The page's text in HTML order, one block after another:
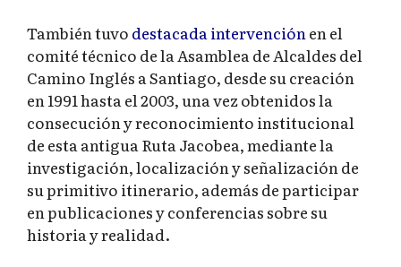
También tuvo destacada intervenciónen el
comité técnico de la Asamblea de Alcaldes del
Camino Inglés a Santiago, desde su creación
en 1991 hasta el 2003, una vez obtenidos la
consecución y reconocimiento institucional
de esta antigua Ruta Jacobea, mediante la
investigación, localización y señalización de
su primitivo itinerario, además de participar
en publicaciones y conferencias sobre su
historia y realidad.